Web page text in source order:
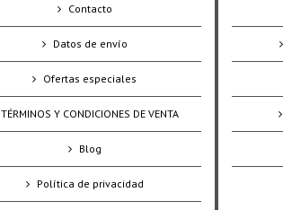
Contacto
Datos de envío
Ofertas especiales
TÉRMINOS Y CONDICIONES DE VENTA
Blog
Política de privacidad